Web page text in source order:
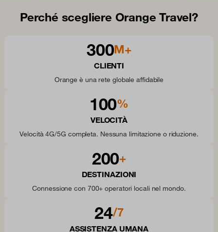
Perché scegliere Orange Travel?
300M+
CLIENTI
Orange è una rete globale affidabile
100%
VELOCITÀ
Velocità 4G/5G completa. Nessuna limitazione o riduzione.
200+
DESTINAZIONI
Connessione con 700+ operatori locali nel mondo.
24/7
ASSISTENZA UMANA